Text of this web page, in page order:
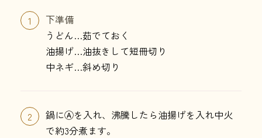
1
下準備
うどん…茹でておく
油揚げ…油抜きして短冊切り
中ネギ…斜め切り
2
鍋にⒶを入れ、沸騰したら油揚げを入れ中火
で約3分煮ます。